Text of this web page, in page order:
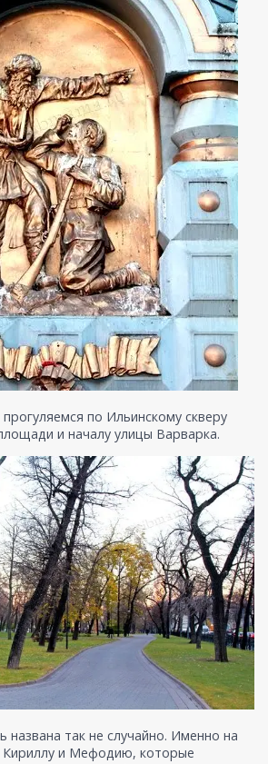
по Ильинскому скверу
и началу улицы Варварка.
названа так не случайно. Именно на
Кириллу и Мефодию, которые